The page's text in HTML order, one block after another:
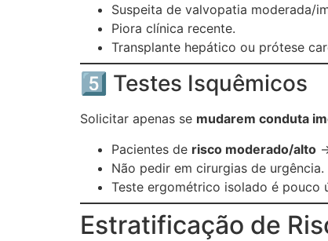
Suspeita de valvopatia moderada/
Piora clínica recente.
Transplante hepático ou prótese
5️⃣ Testes Isquêmicos
Solicitar apenas se mudarem conduta
Pacientes de risco moderado/alto
Não pedir em cirurgias de urgência.
Teste ergométrico isolado é pouco
Estratificação de